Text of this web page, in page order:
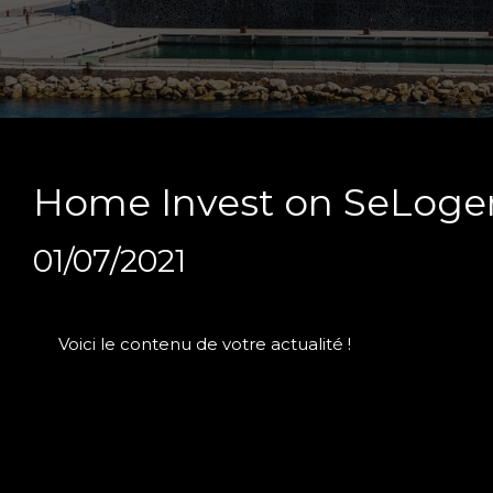
Home Invest on
01/07/2021
Voici le contenu de votre actualité !